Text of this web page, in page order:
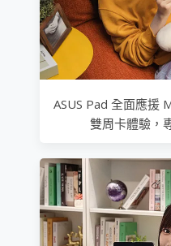
ASUS Pad 全面應援
雙周卡體驗，